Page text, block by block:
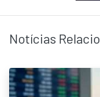
Notícias